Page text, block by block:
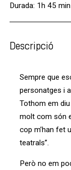
Durada: 1h 45 min
Descripció
Sempre que
personatges i
Tothom em
molt com són
cop m’han fet
teatrals”.
Però no em